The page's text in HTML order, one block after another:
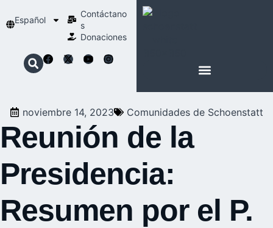
Español
Contáctano
s
Donaciones
noviembre 14, 2023 Comunidades de Schoenstatt
Reunión de la
Presidencia:
Resumen por el P.